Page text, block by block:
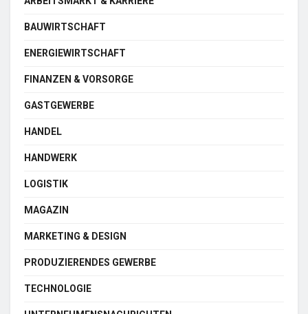
BAUWIRTSCHAFT
ENERGIEWIRTSCHAFT
FINANZEN & VORSORGE
GASTGEWERBE
HANDEL
HANDWERK
LOGISTIK
MAGAZIN
MARKETING & DESIGN
PRODUZIERENDES GEWERBE
TECHNOLOGIE